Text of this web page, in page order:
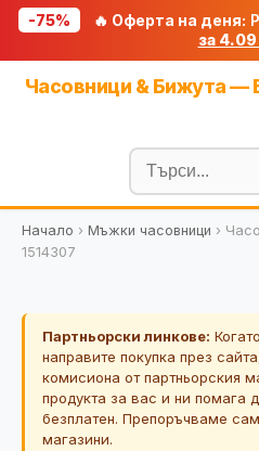
-75% 🔥 Оферта на деня:
за
Часовници & Бижута —
Блог
🧮
🔍 Намери
🎟️
Начало › Мъжки часовници ›
1514307
Партньорски линкове:
направите покупка през
комисиона от партньорския
продукта за вас и ни помага
безплатен. Препоръчваме
магазини.